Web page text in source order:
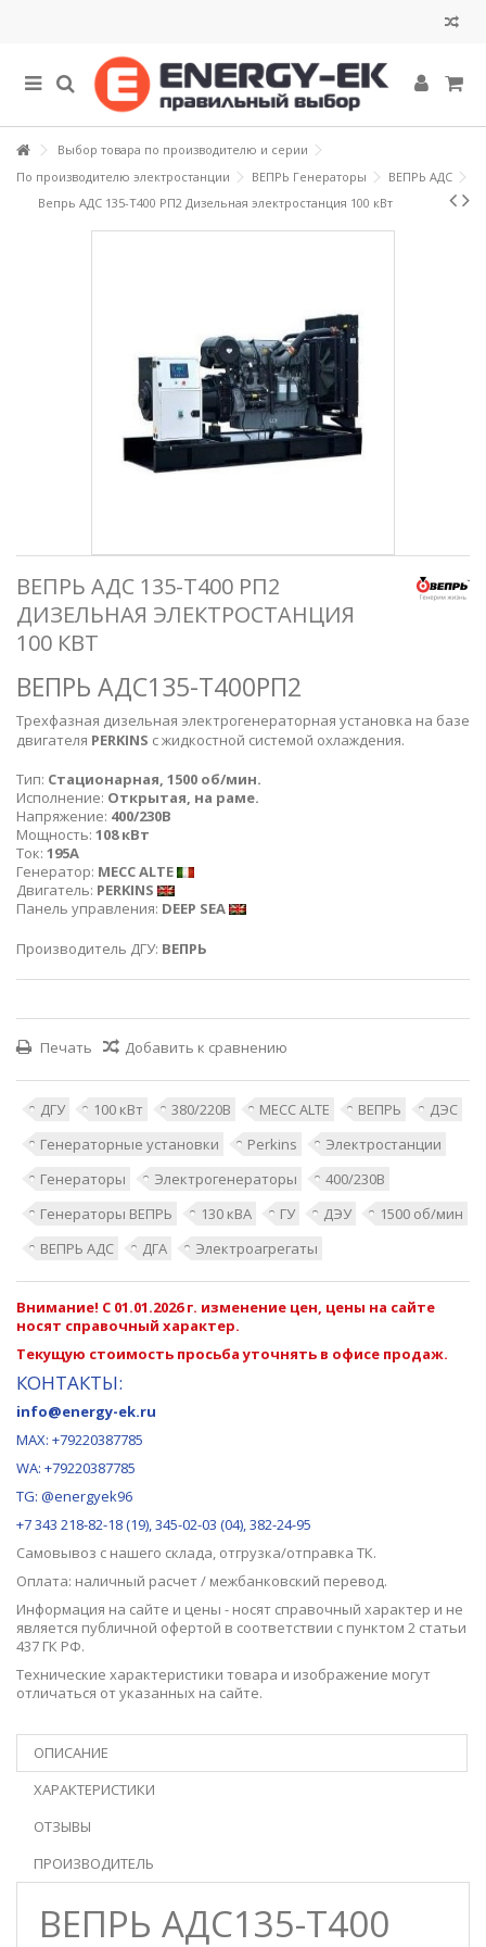
Выбор товара по производителю и серии
По производителю электростанции
ВЕПРЬ Генераторы
ВЕПРЬ АДС
Вепрь АДС 135-Т400 РП2 Дизельная электростанция 100 кВт
ВЕПРЬ АДС 135-Т400 РП2
ДИЗЕЛЬНАЯ ЭЛЕКТРОСТАНЦИЯ
100 КВТ
ВЕПРЬ АДС135-Т400РП2
Трехфазная дизельная электрогенераторная установка на базе
двигателя PERKINS с жидкостной системой охлаждения.
Тип: Стационарная, 1500 об/мин.
Исполнение: Открытая, на раме.
Напряжение: 400/230В
Мощность: 108 кВт
Ток: 195А
Генератор: MECC ALTE
Двигатель: PERKINS
Панель управления: DEEP SEA
Производитель ДГУ: ВЕПРЬ
Печать Добавить к сравнению
ДГУ 100 кВт 380/220В MECC ALTE ВЕПРЬ
ДЭС
Генераторные установки
Perkins
Электростанции
Генераторы
Электрогенераторы
400/230В
Генераторы ВЕПРЬ
130 кВА ГУ ДЭУ
1500 об/мин
ВЕПРЬ АДС
ДГА Электроагрегаты
Внимание! С 01.01.2026 г. изменение цен, цены на сайте
носят справочный характер.
Текущую стоимость просьба уточнять в офисе продаж.
КОНТАКТЫ:
info@energy-ek.ru
MAX: +79220387785
WA: +79220387785
TG: @energyek96
+7 343 218-82-18 (19), 345-02-03 (04), 382-24-95
Самовывоз с нашего склада, отгрузка/отправка ТК.
Оплата: наличный расчет / межбанковский перевод.
Информация на сайте и цены - носят справочный характер и не
является публичной офертой в соответствии с пунктом 2 статьи
437 ГК РФ.
Технические характеристики товара и изображение могут
отличаться от указанных на сайте.
ОПИСАНИЕ
ХАРАКТЕРИСТИКИ
ОТЗЫВЫ
ПРОИЗВОДИТЕЛЬ
ВЕПРЬ АДС135-Т400